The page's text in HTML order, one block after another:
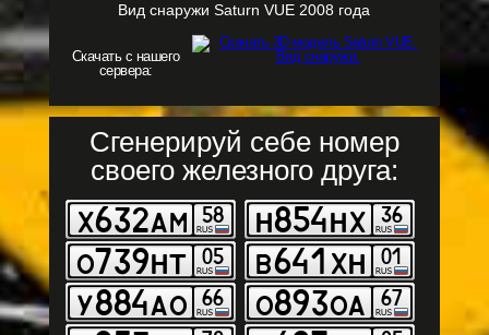
Вид снаружи Saturn VUE 2008 года
Скачать с нашего
сервера:
Сгенерируй себе номер
своего железного друга: